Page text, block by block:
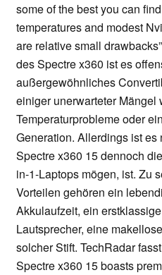
some of the best you can
temperatures and modest
are relative small
des Spectre x360 ist es
außergewöhnliches
einiger unerwarteter Mängel
Temperaturprobleme oder
Generation. Allerdings ist
Spectre x360 15 dennoch
in-1-Laptops mögen, ist. Zu
Vorteilen gehören ein
Akkulaufzeit, ein
Lautsprecher, eine
solcher Stift. TechRadar
Spectre x360 15 boasts